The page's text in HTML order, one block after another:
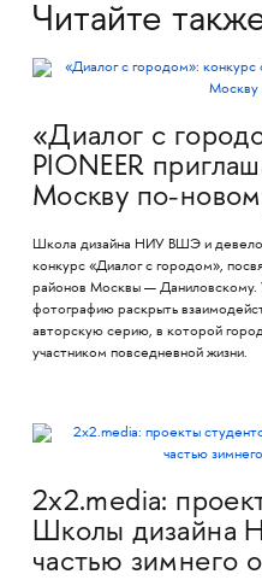
Читайте
«Диалог с
PIONEER
Москву по-
Школа дизайна НИУ ВШЭ и
конкурс «Диалог с городом»,
районов Москвы — Даниловскому.
фотографию раскрыть
авторскую серию, в которой
участником повседневной жизни.
2x2.media:
Школы дизайна
частью зимнего